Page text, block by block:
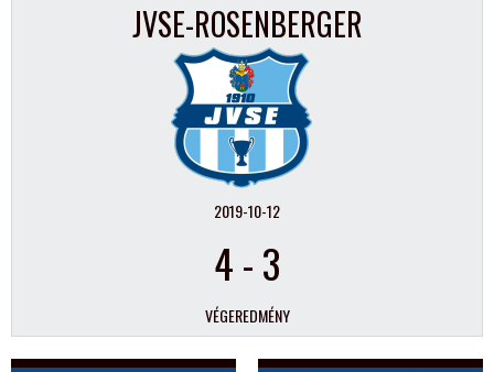
JVSE-ROSENBERGER
2019-10-12
4-3
VÉGEREDMÉNY